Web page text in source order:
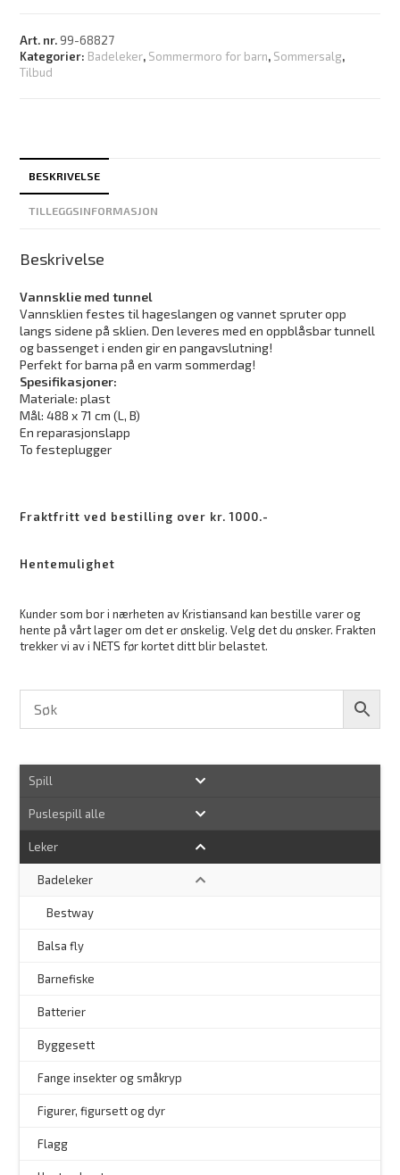
Art. nr. 99-68827
Kategorier: Badeleker, Sommermoro for barn, Sommersalg,
Tilbud
BESKRIVELSE
TILLEGGSINFORMASJON
Beskrivelse
Vannsklie med tunnel
Vannsklien festes til hageslangen og vannet spruter opp
langs sidene på sklien. Den leveres med en oppblåsbar tunnell
og bassenget i enden gir en pangavslutning!
Perfekt for barna på en varm sommerdag!
Spesifikasjoner:
Materiale: plast
Mål: 488 x 71 cm (L, B)
En reparasjonslapp
To festeplugger
Fraktfritt ved bestilling over kr. 1000.-
Hentemulighet
Kunder som bor i nærheten av Kristiansand kan bestille varer og
hente på vårt lager om det er ønskelig. Velg det du ønsker. Frakten
trekker vi av i NETS før kortet ditt blir belastet.
Spill
Puslespill alle
Leker
Badeleker
Bestway
Balsa fly
Barnefiske
Batterier
Byggesett
Fange insekter og småkryp
Figurer, figursett og dyr
Flagg